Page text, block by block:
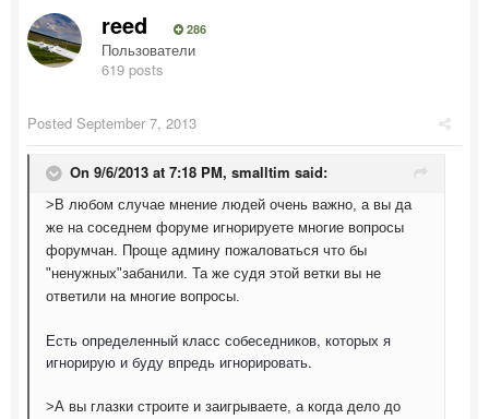
reed 286
Пользователи
619 posts
Posted September 7, 2013
On 9/6/2013 at 7:18 PM, smalltim said:
>В любом случае мнение людей очень важно, а вы да
же на соседнем форуме игнорируете многие вопросы
форумчан. Проще админу пожаловаться что бы
"ненужных"забанили. Та же судя этой ветки вы не
ответили на многие вопросы.
Есть определенный класс собеседников, которых я
игнорирую и буду впредь игнорировать.
>А вы глазки строите и заигрываете, а когда дело до